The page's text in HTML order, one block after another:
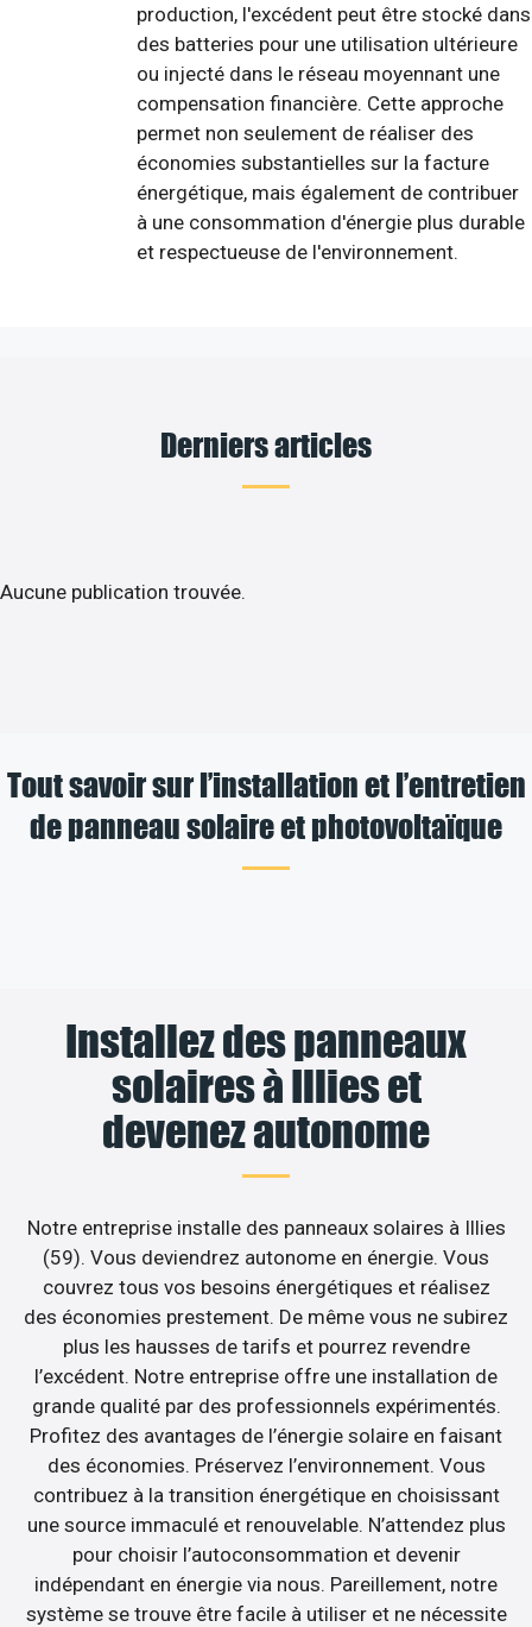
production, l'excédent peut être stocké dans
des batteries pour une utilisation ultérieure
ou injecté dans le réseau moyennant une
compensation financière. Cette approche
permet non seulement de réaliser des
économies substantielles sur la facture
énergétique, mais également de contribuer
à une consommation d'énergie plus durable
et respectueuse de l'environnement.
Derniers articles
Aucune publication trouvée.
Tout savoir sur l’installation et l’entretien
de panneau solaire et photovoltaïque
Installez des panneaux
solaires à Illies et
devenez autonome
Notre entreprise installe des panneaux solaires à Illies
(59). Vous deviendrez autonome en énergie. Vous
couvrez tous vos besoins énergétiques et réalisez
des économies prestement. De même vous ne subirez
plus les hausses de tarifs et pourrez revendre
l’excédent. Notre entreprise offre une installation de
grande qualité par des professionnels expérimentés.
Profitez des avantages de l’énergie solaire en faisant
des économies. Préservez l’environnement. Vous
contribuez à la transition énergétique en choisissant
une source immaculé et renouvelable. N’attendez plus
pour choisir l’autoconsommation et devenir
indépendant en énergie via nous. Pareillement, notre
système se trouve être facile à utiliser et ne nécessite